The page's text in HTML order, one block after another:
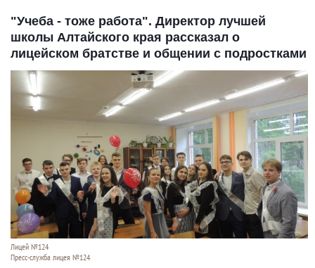
"Учеба - тоже работа". Директор лучшей
школы Алтайского края рассказал о
лицейском братстве и общении с подростками
Лицей №124
Пресс-служба лицея №124